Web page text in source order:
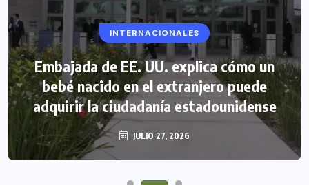
INTERNACIONALES
Embajada de EE. UU. explica cómo un
bebé nacido en el extranjero puede
adquirir la ciudadanía estadounidense
JULIO 27, 2026